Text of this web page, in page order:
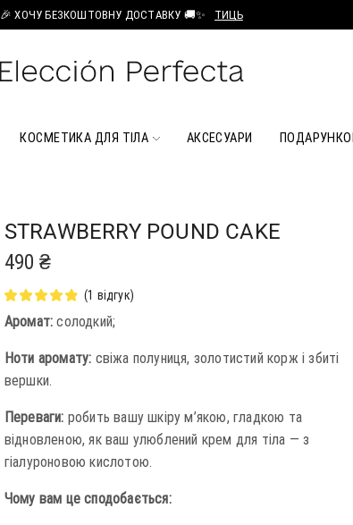
🎉 ХОЧУ БЕЗКОШТОВНУ ДОСТАВКУ 🚚✨ ТИЦЬ
КОСМЕТИКА ДЛЯ ТІЛА АКСЕСУАРИ
STRAWBERRY POUND CAKE
490 ₴
(1 відгук)
Аромат: солодкий;
Ноти аромату: свіжа полуниця, золотистий корж і збиті
вершки.
Переваги: робить вашу шкіру м’якою, гладкою та
відновленою, як ваш улюблений крем для тіла — з
гіалуроновою кислотою.
Чому вам це сподобається: